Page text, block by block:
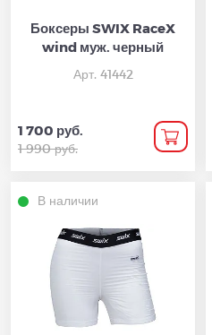
Боксеры SWIX RaceX
wind муж. черный
Арт. 41442
1 700 руб.
1 990 руб.
В наличии